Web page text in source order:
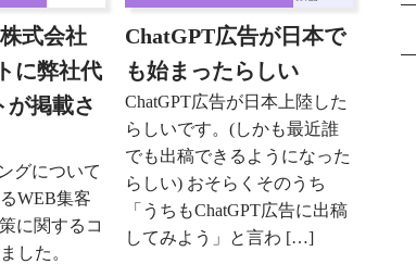
式会社
に弊社代
が掲載さ
グについて
WEB集客
に関するコ
した。
ChatGPT広告が日本で
も始まったらしい
ChatGPT広告が日本上陸した
らしいです。(しかも最近誰
でも出稿できるようになった
らしい) おそらくそのうち
「うちもChatGPT広告に出稿
してみよう」と言わ […]